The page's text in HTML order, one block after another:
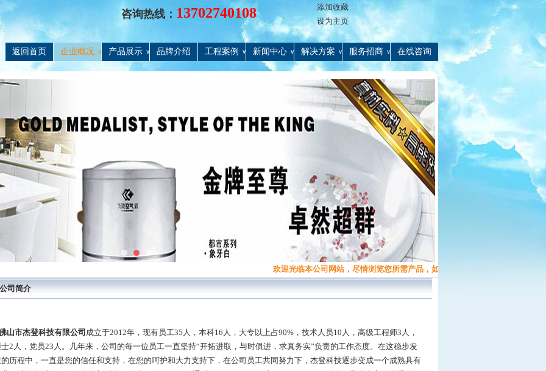
咨询热线： 13702740108
添加收藏
设为主页
返回首页 企业概况 ∨ 产品展示 ∨ 品牌介绍 工程案例 ∨ 新闻中心 ∨ 解决方案 ∨ 服务招商 ∨ 在线咨询
欢迎光临本公司网站，尽情浏览您所需产品，如有疑问可致电13702740108！
公司简介
山市杰登科技有限公司 成立于2012年，现有员工35人，本科16人，大专以上占90%，技术人员10人，高级工程师3人，
2人，党员23人。几年来，公司的每一位员工一直坚持“开拓进取，与时俱进，求真务实”负责的工作态度。在这稳步发
历程中，一直是您的信任和支持，在您的呵护和大力支持下，在公司员工共同努力下，杰登科技逐步变成一个成熟具有